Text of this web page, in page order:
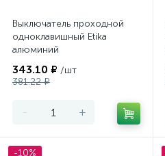
Выключатель проходной
одноклавишный Etika
алюминий
343.10 ₽ /шт
381.22 ₽
- +
-10%